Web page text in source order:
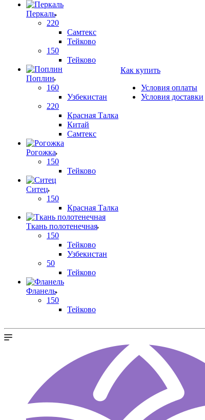
Перкаль
220
Самтекс
Тейково
150
Тейково
Поплин
160
Узбекистан
220
Красная Талка
Китай
Самтекс
Рогожка
150
Тейково
Ситец
150
Красная Талка
Ткань полотенечная
150
Тейково
Узбекистан
50
Тейково
Фланель
150
Тейково
Как купить
Условия оплаты
Условия доставки